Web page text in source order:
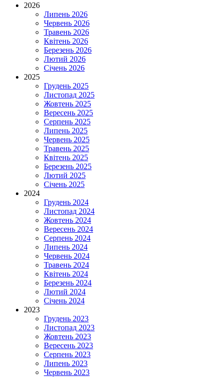
2026
Липень 2026
Червень 2026
Травень 2026
Квітень 2026
Березень 2026
Лютий 2026
Січень 2026
2025
Грудень 2025
Листопад 2025
Жовтень 2025
Вересень 2025
Серпень 2025
Липень 2025
Червень 2025
Травень 2025
Квітень 2025
Березень 2025
Лютий 2025
Січень 2025
2024
Грудень 2024
Листопад 2024
Жовтень 2024
Вересень 2024
Серпень 2024
Липень 2024
Червень 2024
Травень 2024
Квітень 2024
Березень 2024
Лютий 2024
Січень 2024
2023
Грудень 2023
Листопад 2023
Жовтень 2023
Вересень 2023
Серпень 2023
Липень 2023
Червень 2023